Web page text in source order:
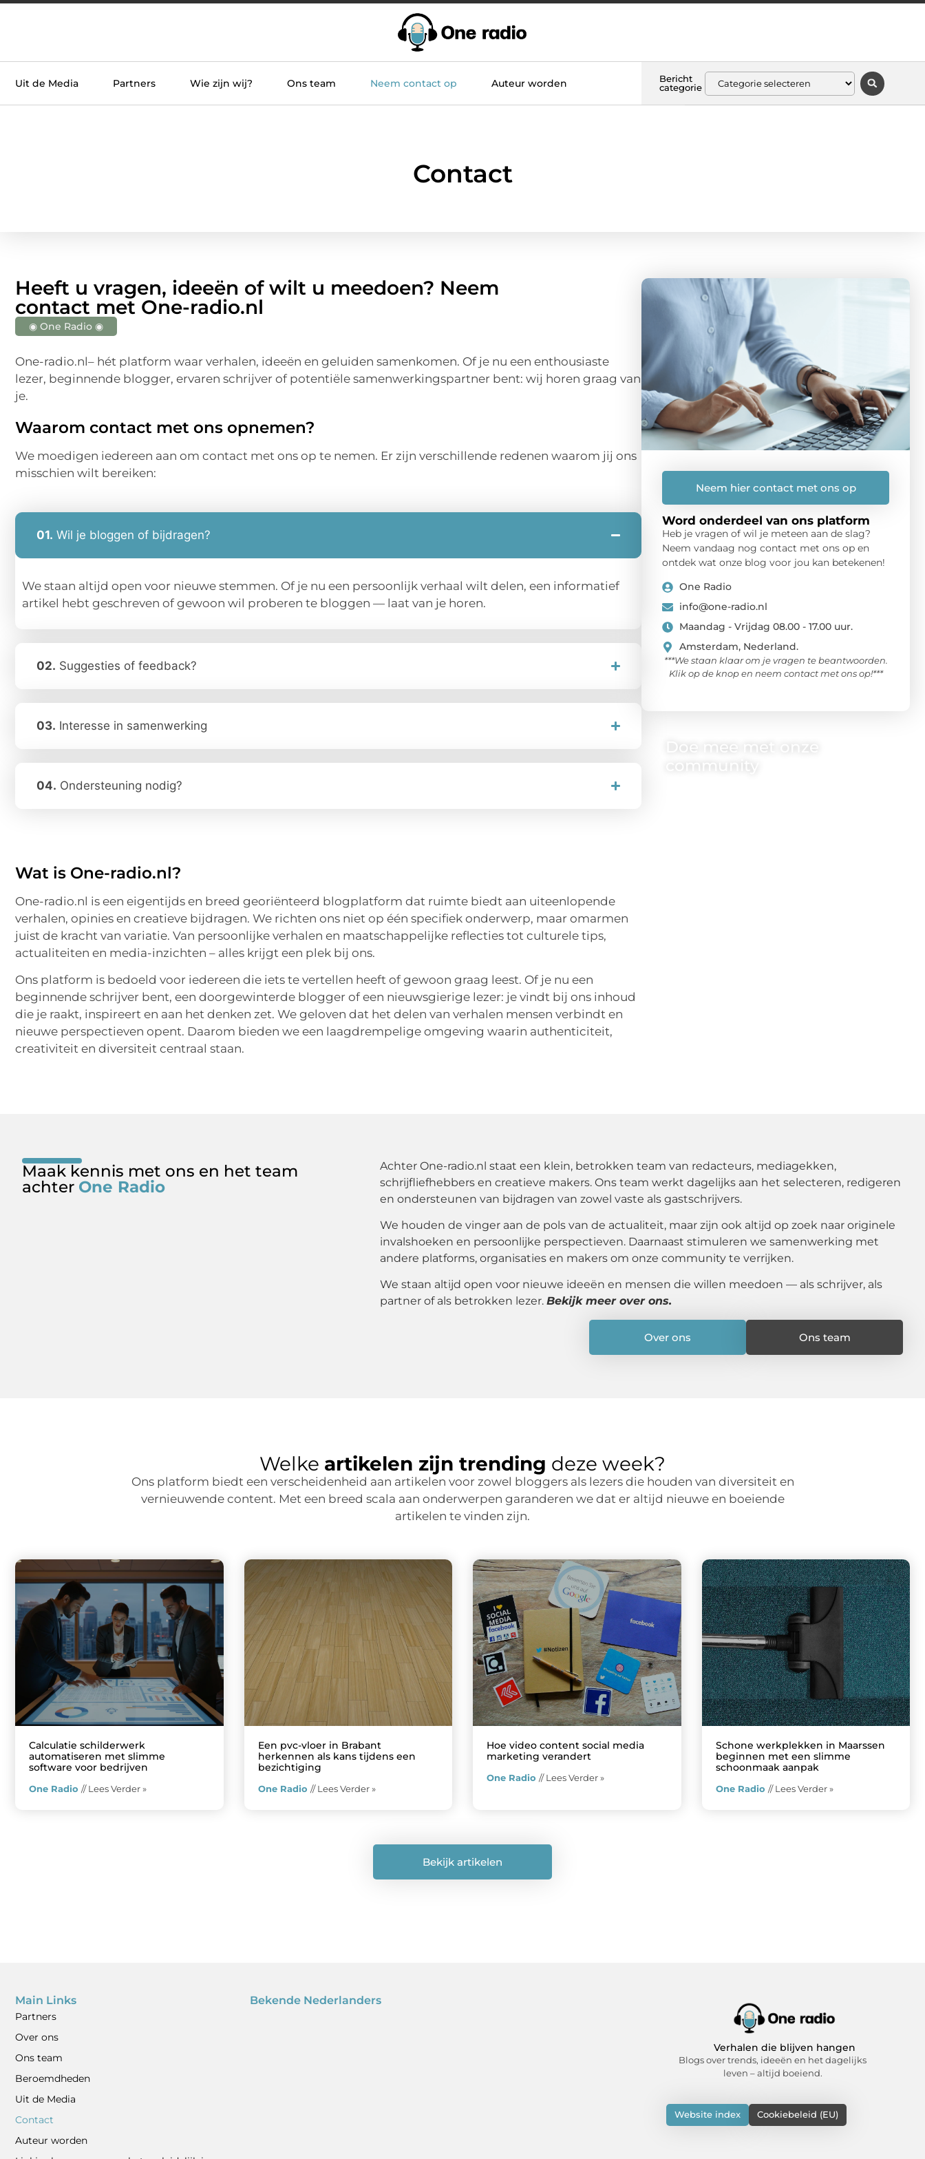
Uit de Media Partners Wie zijn wij? Ons team Neem contact op Auteur worden
Bericht
categorie
Contact
Heeft u vragen, ideeën of wilt u meedoen? Neem
contact met One-radio.nl
◉ One Radio ◉
One-radio.nl– hét platform waar verhalen, ideeën en geluiden samenkomen. Of je nu een enthousiaste
lezer, beginnende blogger, ervaren schrijver of potentiële samenwerkingspartner bent: wij horen graag van
je.
Waarom contact met ons opnemen?
We moedigen iedereen aan om contact met ons op te nemen. Er zijn verschillende redenen waarom jij ons
misschien wilt bereiken:
01. Wil je bloggen of bijdragen?
We staan altijd open voor nieuwe stemmen. Of je nu een persoonlijk verhaal wilt delen, een informatief
artikel hebt geschreven of gewoon wil proberen te bloggen — laat van je horen.
02. Suggesties of feedback?
03. Interesse in samenwerking
04. Ondersteuning nodig?
Wat is One-radio.nl?
One-radio.nl is een eigentijds en breed georiënteerd blogplatform dat ruimte biedt aan uiteenlopende
verhalen, opinies en creatieve bijdragen. We richten ons niet op één specifiek onderwerp, maar omarmen
juist de kracht van variatie. Van persoonlijke verhalen en maatschappelijke reflecties tot culturele tips,
actualiteiten en media-inzichten – alles krijgt een plek bij ons.
Ons platform is bedoeld voor iedereen die iets te vertellen heeft of gewoon graag leest. Of je nu een
beginnende schrijver bent, een doorgewinterde blogger of een nieuwsgierige lezer: je vindt bij ons inhoud
die je raakt, inspireert en aan het denken zet. We geloven dat het delen van verhalen mensen verbindt en
nieuwe perspectieven opent. Daarom bieden we een laagdrempelige omgeving waarin authenticiteit,
creativiteit en diversiteit centraal staan.
Neem hier contact met ons op
Word onderdeel van ons platform
Heb je vragen of wil je meteen aan de slag?
Neem vandaag nog contact met ons op en
ontdek wat onze blog voor jou kan betekenen!
One Radio
info@one-radio.nl
Maandag - Vrijdag 08.00 - 17.00 uur.
Amsterdam, Nederland.
***We staan klaar om je vragen te beantwoorden.
Klik op de knop en neem contact met ons op!***
Doe mee met onze
community
Maak kennis met ons en het team
achter One Radio
Achter One-radio.nl staat een klein, betrokken team van redacteurs, mediagekken,
schrijfliefhebbers en creatieve makers. Ons team werkt dagelijks aan het selecteren, redigeren
en ondersteunen van bijdragen van zowel vaste als gastschrijvers.
We houden de vinger aan de pols van de actualiteit, maar zijn ook altijd op zoek naar originele
invalshoeken en persoonlijke perspectieven. Daarnaast stimuleren we samenwerking met
andere platforms, organisaties en makers om onze community te verrijken.
We staan altijd open voor nieuwe ideeën en mensen die willen meedoen — als schrijver, als
partner of als betrokken lezer. Bekijk meer over ons.
Over ons Ons team
Welke artikelen zijn trending deze week?
Ons platform biedt een verscheidenheid aan artikelen voor zowel bloggers als lezers die houden van diversiteit en
vernieuwende content. Met een breed scala aan onderwerpen garanderen we dat er altijd nieuwe en boeiende
artikelen te vinden zijn.
Calculatie schilderwerk
automatiseren met slimme
software voor bedrijven
One Radio // Lees Verder »
Een pvc-vloer in Brabant
herkennen als kans tijdens een
bezichtiging
One Radio // Lees Verder »
Hoe video content social media
marketing verandert
One Radio // Lees Verder »
Schone werkplekken in Maarssen
beginnen met een slimme
schoonmaak aanpak
One Radio // Lees Verder »
Bekijk artikelen
Main Links
Partners
Over ons
Ons team
Beroemdheden
Uit de Media
Contact
Auteur worden
Bekende Nederlanders
Verhalen die blijven hangen
Blogs over trends, ideeën en het dagelijks
leven – altijd boeiend.
Website index Cookiebeleid (EU)